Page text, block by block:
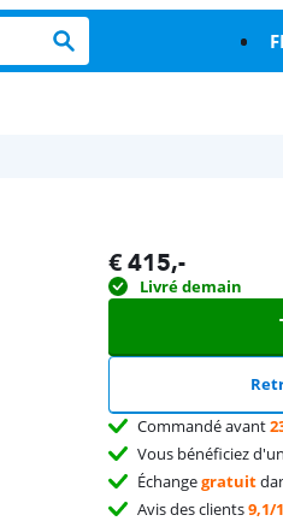
€415,-
Livré demain
Commandé avant
Vous bénéficiez
Échangegratuit
Avis des clients9,1/